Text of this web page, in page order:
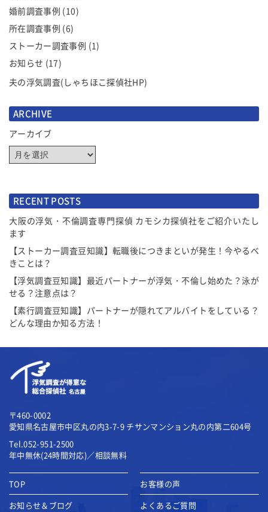
婚前調査事例 (10)
所在調査事例 (6)
ストーカー調査事例 (1)
お知らせ (17)
夫の浮気調査(しゃちほこ探偵社HP)
ARCHIVE
アーカイブ
RECENT POSTS
大阪の浮気・不倫調査専門探偵 カモシカ探偵社をご紹介いたし
ます
【ストーカー調査豆知識】転職後につきまといが発生！今やるべ
きことは？
【浮気調査豆知識】最近パートナーが浮気・不倫し始めた？泳が
せる？注意点は？
【素行調査豆知識】パートナーが隠れてアルバイトをしている？
どんな理由か知る方法！
〒460-0002
愛知県名古屋市中区丸の内3-7-9 チサンマンション丸の内第二604号
Tel.052-951-2500
年中無休(24時間対応)／相談無料
TOP
お知らせ＆ブログ
お客様の声
よくあるご質問